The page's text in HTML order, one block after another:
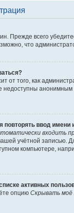
Прежде всего
что
от того, как
анонимным
повторять ввод имени
входить
учётной
компьютере,
активных
опцию Скрывать моё